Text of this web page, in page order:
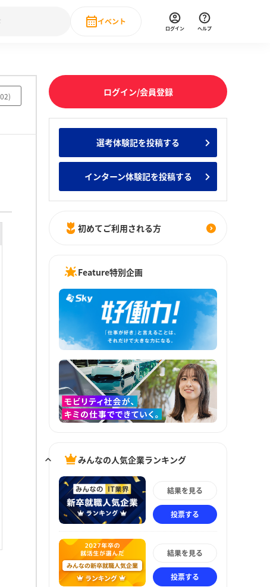
新卒就職人気企業ランキング みんなのインターン人気企業ランキ
IT・DX現場社員インタビュー
イベント
直近のイベント一覧
ログイン ヘルプ
)
ログイン/会員登録
選考体験記を投稿する
インターン体験記を投稿する
初めてご利用される方
Feature特別企画
みんなの人気企業ランキング
結果を見る
投票する
結果を見る
投票する